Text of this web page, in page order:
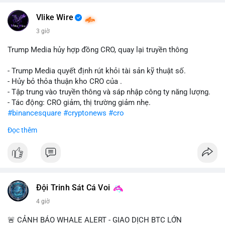
📰 Nguồn: CoinDesk
Vlike Wire
3 giờ
Trump Media hủy hợp đồng CRO, quay lại truyền thông
- Trump Media quyết định rút khỏi tài sản kỹ thuật số.
- Hủy bỏ thỏa thuận kho CRO của .
- Tập trung vào truyền thông và sáp nhập công ty năng lượng.
- Tác động: CRO giảm, thị trường giảm nhẹ.
#binancesquare #cryptonews #cro
$cro
#vlikevn #titanbot
Đọc thêm
Đội Trinh Sát Cá Voi
4 giờ
🚨 CẢNH BÁO WHALE ALERT - GIAO DỊCH BTC LỚN